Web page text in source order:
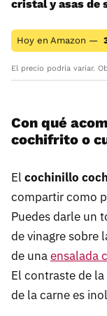
cristal y asas de
Hoy en Amazon —
El precio podría variar.
Con qué
cochifrito o
El cochinillo
compartir como
Puedes darle un
de vinagre sobre
de unaensalada
El contraste de
de la carne es